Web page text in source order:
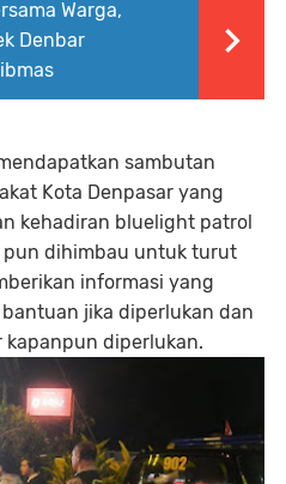
Warga,
Denbar
sambutan
Kota Denpasar yang
kehadiran bluelight patrol
pun dihimbau untuk turut
informasi yang
jika diperlukan dan
diperlukan.